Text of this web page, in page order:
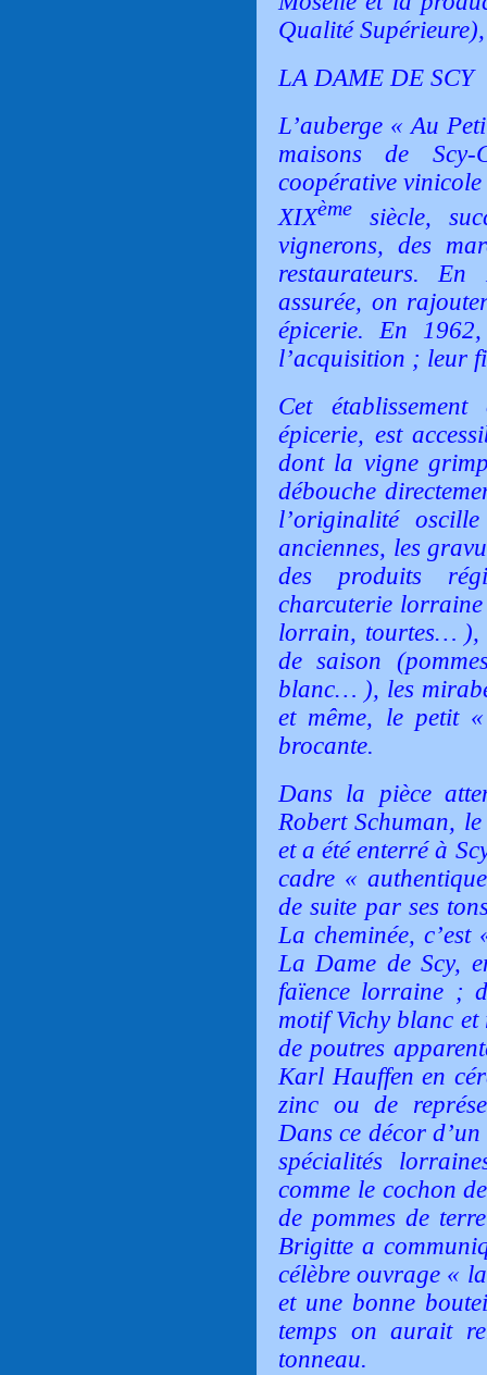
Qualité
LA DAME DE SCY
L’auberge « Au
maisons de
coopérative
XIXème siècle,
vignerons, des
restaurateurs.
assurée, on
épicerie. En
l’acquisition ; leur
Cet
épicerie, est
dont la vigne
débouche
l’originalité
anciennes, les
des produits
charcuterie
lorrain, tourtes… ),
de saison
blanc… ), les
et même, le petit
brocante.
Dans la pièce
Robert Schuman,
et a été enterré à
cadre «
de suite par ses
La cheminée, c’est
La Dame de Scy,
faïence lorraine ;
motif Vichy blanc
de poutres
Karl Hauffen en
zinc ou de
Dans ce décor
spécialités
comme le cochon
de pommes de
Brigitte a
célèbre ouvrage «
et une bonne
temps on aurait
tonneau.